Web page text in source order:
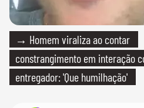
→ Homem viraliza ao contar
constrangimento em interação
entregador: 'Que humilhação'